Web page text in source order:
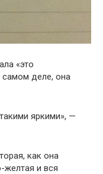
«это
самом деле, она
яркими», —
как она
желтая и вся